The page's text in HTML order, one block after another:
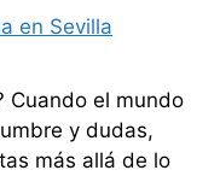
en Sevilla
Cuando el mundo
y dudas,
más allá de lo